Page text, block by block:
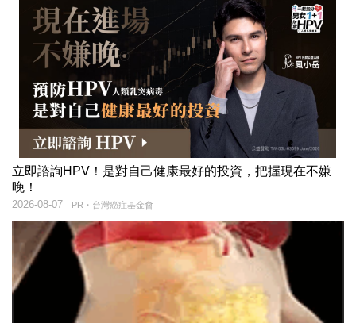
立即諮詢HPV！是對自己健康最好的投資，把握現在不嫌
晚！
PR・台灣癌症基金會
2026-08-07